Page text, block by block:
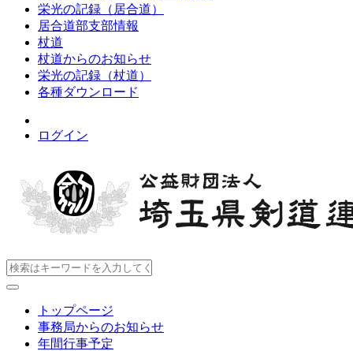
栄光の記録（居合道）
居合道部支部情報
杖道
杖道からのお知らせ
栄光の記録（杖道）
各種ダウンロード
ログイン
トップページ
事務局からのお知らせ
年間行事予定